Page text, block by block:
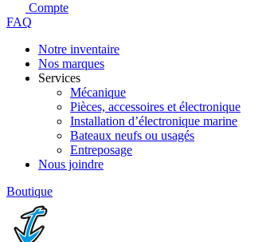
Compte
FAQ
Notre inventaire
Nos marques
Services
Mécanique
Pièces, accessoires et électronique
Installation d’électronique marine
Bateaux neufs ou usagés
Entreposage
Nous joindre
Boutique